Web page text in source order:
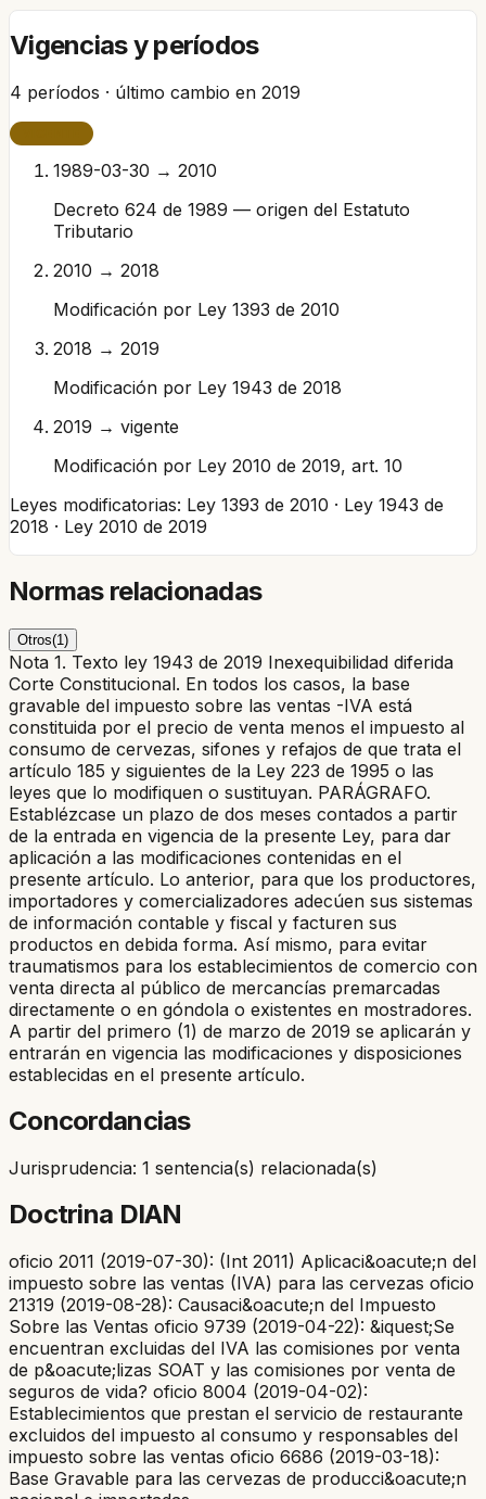
Vigencias y períodos
4 períodos · último cambio en 2019
1989-03-30 → 2010
Decreto 624 de 1989 — origen del Estatuto
Tributario
2010 → 2018
Modificación por Ley 1393 de 2010
2018 → 2019
Modificación por Ley 1943 de 2018
2019 → vigente
Modificación por Ley 2010 de 2019, art. 10
Leyes modificatorias: Ley 1393 de 2010 · Ley 1943 de
2018 · Ley 2010 de 2019
Normas relacionadas
Otros(1)
Nota 1. Texto ley 1943 de 2019 Inexequibilidad diferida
Corte Constitucional. En todos los casos, la base
gravable del impuesto sobre las ventas -IVA está
constituida por el precio de venta menos el impuesto al
consumo de cervezas, sifones y refajos de que trata el
artículo 185 y siguientes de la Ley 223 de 1995 o las
leyes que lo modifiquen o sustituyan. PARÁGRAFO.
Establézcase un plazo de dos meses contados a partir
de la entrada en vigencia de la presente Ley, para dar
aplicación a las modificaciones contenidas en el
presente artículo. Lo anterior, para que los productores,
importadores y comercializadores adecúen sus sistemas
de información contable y fiscal y facturen sus
productos en debida forma. Así mismo, para evitar
traumatismos para los establecimientos de comercio con
venta directa al público de mercancías premarcadas
directamente o en góndola o existentes en mostradores.
A partir del primero (1) de marzo de 2019 se aplicarán y
entrarán en vigencia las modificaciones y disposiciones
establecidas en el presente artículo.
Concordancias
Jurisprudencia: 1 sentencia(s) relacionada(s)
Doctrina DIAN
oficio 2011 (2019-07-30): (Int 2011) Aplicaci&oacute;n del
impuesto sobre las ventas (IVA) para las cervezas oficio
21319 (2019-08-28): Causaci&oacute;n del Impuesto
Sobre las Ventas oficio 9739 (2019-04-22): &iquest;Se
encuentran excluidas del IVA las comisiones por venta
de p&oacute;lizas SOAT y las comisiones por venta de
seguros de vida? oficio 8004 (2019-04-02):
Establecimientos que prestan el servicio de restaurante
excluidos del impuesto al consumo y responsables del
impuesto sobre las ventas oficio 6686 (2019-03-18):
Base Gravable para las cervezas de producci&oacute;n